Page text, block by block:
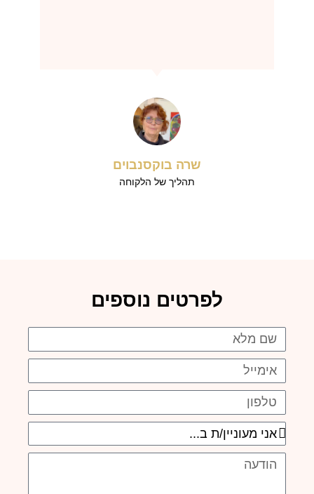
שרה בוקסנבוים
תהליך של הלקוחה
לפרטים נוספים
שם
אימייל
טלפון
אני
מעוניין/ת
ב...
הודעה